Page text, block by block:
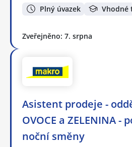
Plný úvazek Vhodné
Zveřejněno: 7. srpna
Asistent prodeje -
OVOCE a ZELENINA -
noční směny